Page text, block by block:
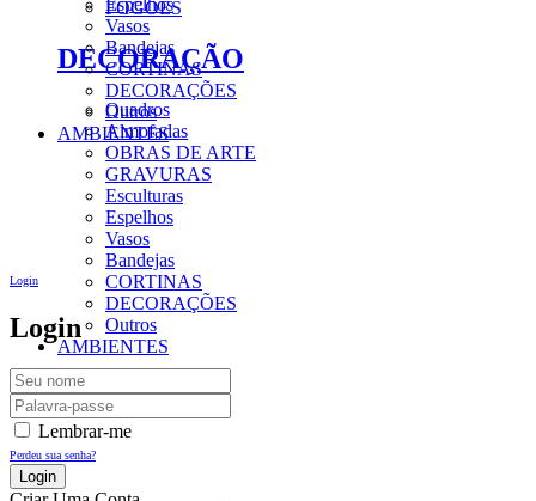
Vasos
Bandejas
CORTINAS
DECORAÇÕES
Outros
AMBIENTES
Login
Login
Lembrar-me
Perdeu sua senha?
FOGÕES
DECORAÇÃO
Quadros
Almofadas
OBRAS DE ARTE
GRAVURAS
Esculturas
Espelhos
Vasos
Bandejas
CORTINAS
DECORAÇÕES
Outros
AMBIENTES